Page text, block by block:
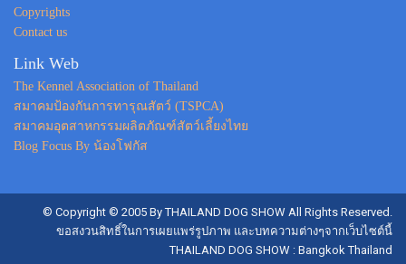
Copyrights
Contact us
Link Web
The Kennel Association of Thailand
สมาคมป้องกันการทารุณสัตว์ (TSPCA)
สมาคมอุตสาหกรรมผลิตภัณฑ์สัตว์เลี้ยงไทย
Blog Focus By น้องโฟกัส
© Copyright © 2005 By THAILAND DOG SHOW All Rights Reserved.
ขอสงวนสิทธิ์ในการเผยแพร่รูปภาพ และบทความต่างๆจากเว็บไซต์นี้
THAILAND DOG SHOW : Bangkok Thailand